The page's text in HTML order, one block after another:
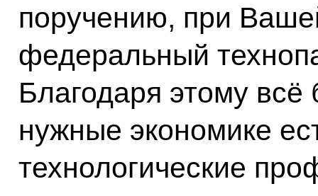
поручению, при
федеральный
Благодаря этому
нужные экономике
технологические